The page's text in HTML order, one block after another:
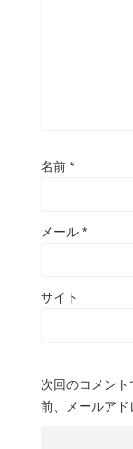
名前 *
メール *
サイト
次回のコメン
前、メールアド